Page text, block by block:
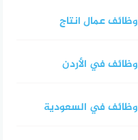
وظائف عمال انتاج
وظائف في الأردن
وظائف في السعودية